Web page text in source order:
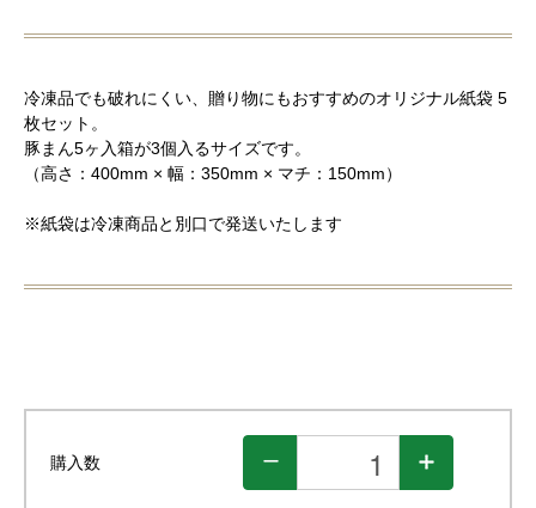
冷凍品でも破れにくい、贈り物にもおすすめのオリジナル紙袋 5
枚セット。
豚まん5ヶ入箱が3個入るサイズです。
（高さ：400mm × 幅：350mm × マチ：150mm）
※紙袋は冷凍商品と別口で発送いたします
購入数